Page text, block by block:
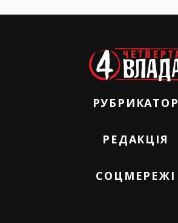
РУБРИКАТОР
РЕДАКЦІЯ
СОЦМЕРЕЖІ